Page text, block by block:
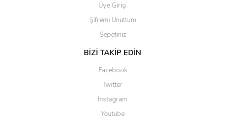
Üye Girişi
Şifremi Unuttum
Sepetiniz
BİZİ TAKİP EDİN
Facebook
Twitter
Instagram
Youtube